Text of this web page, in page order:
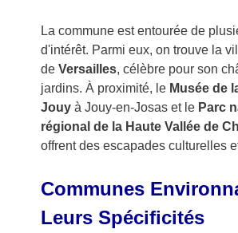
La commune est entourée de
d'intérêt. Parmi eux, on trouve la
de Versailles, célèbre pour son
jardins. À proximité, le Musée de
Jouyà Jouy-en-Josas et le Parc
régional de la Haute Vallée de
offrent des escapades culturelles
Communes
Leurs Spécificités